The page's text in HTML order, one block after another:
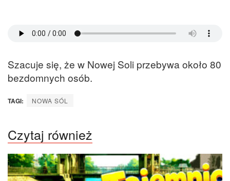
Szacuje się, że w Nowej Soli przebywa około 80
bezdomnych osób.
TAGI: NOWA SÓL
Czytaj również